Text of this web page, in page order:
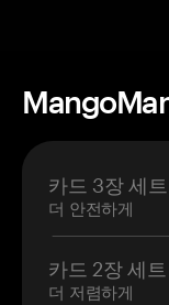
카드 3장 세트
더 안전하게
카드 2장 세트
더 저렴하게